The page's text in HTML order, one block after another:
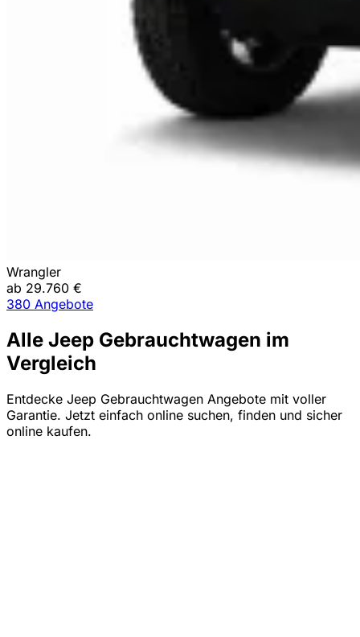
Wrangler
ab 29.760 €
380 Angebote
Alle Jeep Gebrauchtwagen im
Vergleich
Entdecke Jeep Gebrauchtwagen Angebote mit voller
Garantie. Jetzt einfach online suchen, finden und sicher
online kaufen.